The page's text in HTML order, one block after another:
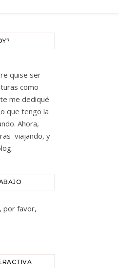
quise ser
como
me dediqué
que tengo la
Ahora,
viajando, y
por favor,